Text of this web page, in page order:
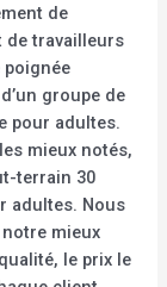
de
de travailleurs
poignée
groupe de
pour adultes.
mieux notés,
terrain 30
adultes. Nous
mieux
le prix le